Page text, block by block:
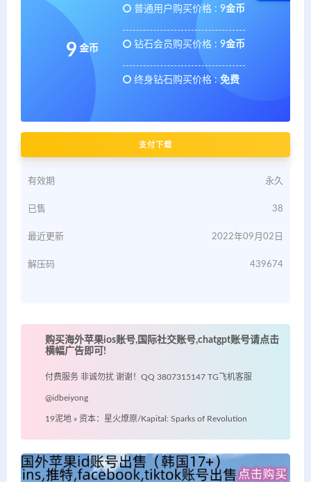
9 金币
普通用户购买价格 : 9金币
钻石会员购买价格 : 9金币
终身钻石购买价格 : 免费
支付下载
有效期 永久
已售 38
最近更新 2022年09月02日
解压码 439674
购买海外苹果ios账号,国际社交账号,chatgpt账号请点击
横幅广告即可!
付费服务 非诚勿扰 谢谢！QQ 3807315147 TG飞机客服
@idbeiyong
19泥地 » 资本：星火燎原/Kapital: Sparks of Revolution